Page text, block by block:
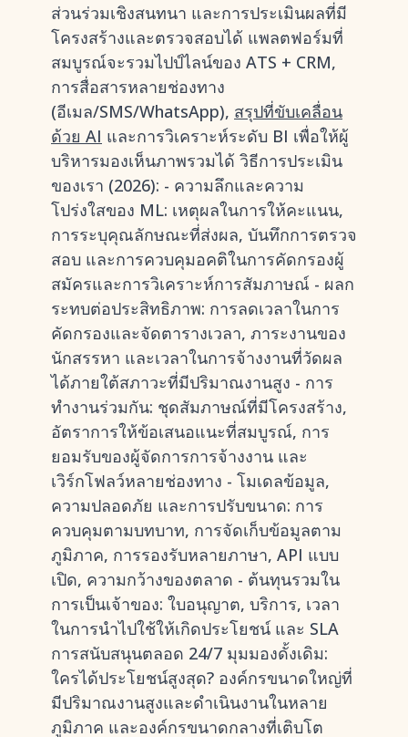
ส่วนร่วมเชิงสนทนา และการประเมินผลที่มี
โครงสร้างและตรวจสอบได้ แพลตฟอร์มที่
สมบูรณ์จะรวมไปป์ไลน์ของ ATS + CRM,
การสื่อสารหลายช่องทาง
(อีเมล/SMS/WhatsApp), สรุปที่ขับเคลื่อน
ด้วย AI และการวิเคราะห์ระดับ BI เพื่อให้ผู้
บริหารมองเห็นภาพรวมได้ วิธีการประเมิน
ของเรา (2026): - ความลึกและความ
โปร่งใสของ ML: เหตุผลในการให้คะแนน,
การระบุคุณลักษณะที่ส่งผล, บันทึกการตรวจ
สอบ และการควบคุมอคติในการคัดกรองผู้
สมัครและการวิเคราะห์การสัมภาษณ์ - ผลก
ระทบต่อประสิทธิภาพ: การลดเวลาในการ
คัดกรองและจัดตารางเวลา, ภาระงานของ
นักสรรหา และเวลาในการจ้างงานที่วัดผล
ได้ภายใต้สภาวะที่มีปริมาณงานสูง - การ
ทำงานร่วมกัน: ชุดสัมภาษณ์ที่มีโครงสร้าง,
อัตราการให้ข้อเสนอแนะที่สมบูรณ์, การ
ยอมรับของผู้จัดการการจ้างงาน และ
เวิร์กโฟลว์หลายช่องทาง - โมเดลข้อมูล,
ความปลอดภัย และการปรับขนาด: การ
ควบคุมตามบทบาท, การจัดเก็บข้อมูลตาม
ภูมิภาค, การรองรับหลายภาษา, API แบบ
เปิด, ความกว้างของตลาด - ต้นทุนรวมใน
การเป็นเจ้าของ: ใบอนุญาต, บริการ, เวลา
ในการนำไปใช้ให้เกิดประโยชน์ และ SLA
การสนับสนุนตลอด 24/7 มุมมองดั้งเดิม:
ใครได้ประโยชน์สูงสุด? องค์กรขนาดใหญ่ที่
มีปริมาณงานสูงและดำเนินงานในหลาย
ภูมิภาค และองค์กรขนาดกลางที่เติบโต